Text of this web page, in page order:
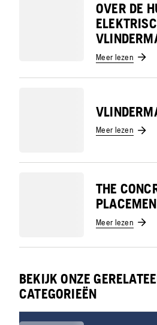
OVER DE
Meer lezen
Meer lezen
THE
Meer lezen
BEKIJK ONZE
CATEGORIEËN